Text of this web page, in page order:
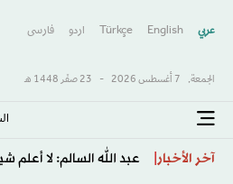
عربي English
Türkçe اردو فارسى
الجمعة, 7 أغسطس 2026 - 23 صفَر 1448 هـ
آخر الأخبار